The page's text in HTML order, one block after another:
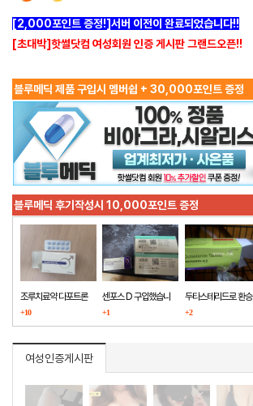
[2,000포인트 증정!]서버 이전이 완료되었습니다!!
[초대박]핫썰닷컴 여성회원 인증 게시판 그랜드오픈!!
블루메딕 제품 구입시 멤버쉽 + 30,000포인트 증정
블루메딕 후기작성시 10,000포인트 증정
조루치료약 다포트론
구매했습니다
+10
센포스 D 구입했습니
다
+1
두타스테리드로 환승
+2
여성인증게시판